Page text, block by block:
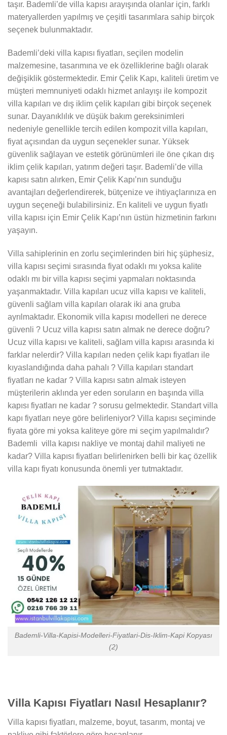
taşır. Bademli’de villa kapısı arayışında olanlar için, farklı
materyallerden yapılmış ve çeşitli tasarımlara sahip birçok
seçenek bulunmaktadır.
Bademli’deki villa kapısı fiyatları, seçilen modelin
malzemesine, tasarımına ve ek özelliklerine bağlı olarak
değişiklik göstermektedir. Emir Çelik Kapı, kaliteli üretim ve
müşteri memnuniyeti odaklı hizmet anlayışı ile kompozit
villa kapıları ve dış iklim çelik kapıları gibi birçok seçenek
sunar. Dayanıklılık ve düşük bakım gereksinimleri
nedeniyle genellikle tercih edilen kompozit villa kapıları,
fiyat açısından da uygun seçenekler sunar. Yüksek
güvenlik sağlayan ve estetik görünümleri ile öne çıkan dış
iklim çelik kapıları, yatırım değeri taşır. Bademli’de villa
kapısı satın alırken, Emir Çelik Kapı’nın sunduğu
avantajları değerlendirerek, bütçenize ve ihtiyaçlarınıza en
uygun seçeneği bulabilirsiniz. En kaliteli ve uygun fiyatlı
villa kapısı için Emir Çelik Kapı’nın üstün hizmetinin farkını
yaşayın.
Villa sahiplerinin en zorlu seçimlerinden biri hiç şüphesiz,
villa kapısı seçimi sırasında fiyat odaklı mı yoksa kalite
odaklı mı bir villa kapısı seçimi yapmaları noktasında
yaşanmaktadır. Villa kapıları ucuz villa kapısı ve kaliteli,
güvenli sağlam villa kapıları olarak iki ana gruba
ayrılmaktadır. Ekonomik villa kapısı modelleri ne derece
güvenli ? Ucuz villa kapısı satın almak ne derece doğru?
Ucuz villa kapısı ve kaliteli, sağlam villa kapısı arasında ki
farklar nelerdir? Villa kapıları neden çelik kapı fiyatları ile
kıyaslandığında daha pahalı ? Villa kapıları standart
fiyatları ne kadar ? Villa kapısı satın almak isteyen
müşterilerin aklında yer eden soruların en başında villa
kapısı fiyatları ne kadar ? sorusu gelmektedir. Standart villa
kapı fiyatları neye göre belirleniyor? Villa kapısı seçiminde
fiyata göre mi yoksa kaliteye göre mi seçim yapılmalıdır?
Bademli villa kapısı nakliye ve montaj dahil maliyeti ne
kadar? Villa kapısı fiyatları belirlenirken belli bir kaç özellik
villa kapı fiyatı konusunda önemli yer tutmaktadır.
Bademli-Villa-Kapisi-Modelleri-Fiyatlari-Dis-Iklim-Kapi Kopyası
(2)
Villa Kapısı Fiyatları Nasıl Hesaplanır?
Villa kapısı fiyatları, malzeme, boyut, tasarım, montaj ve